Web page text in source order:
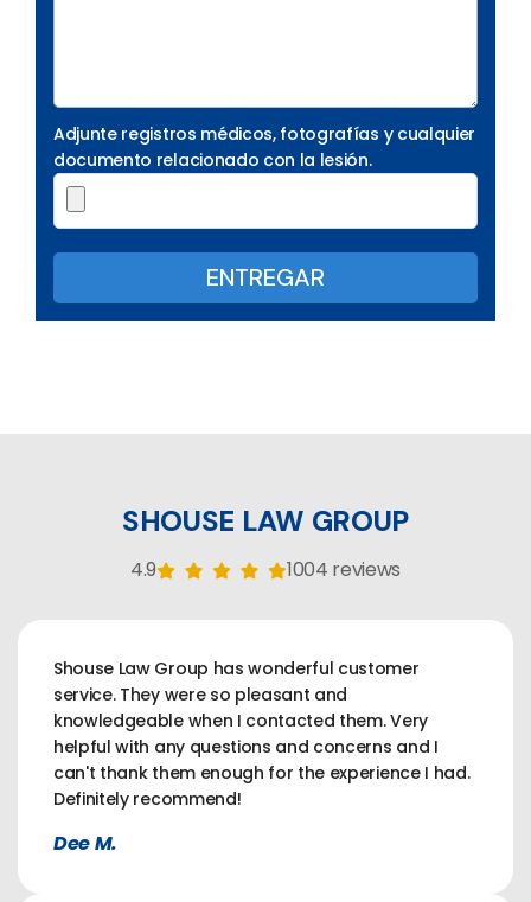
Adjunte registros médicos, fotografías y cualquier
documento relacionado con la lesión.
SHOUSE LAW GROUP
4.9 1004 reviews
Shouse Law Group has wonderful customer
service. They were so pleasant and
knowledgeable when I contacted them. Very
helpful with any questions and concerns and I
can't thank them enough for the experience I had.
Definitely recommend!
Dee M.